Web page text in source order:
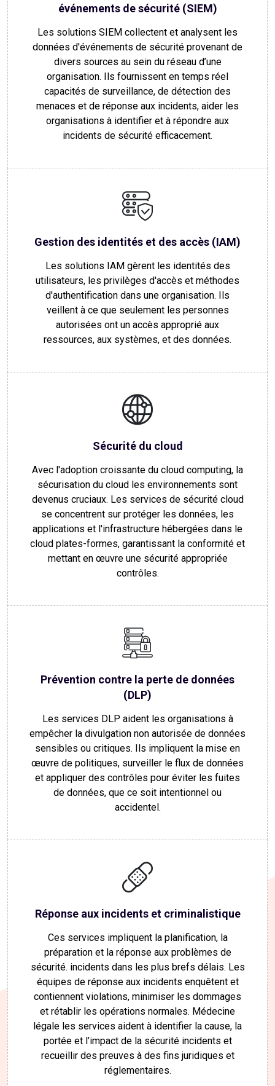
événements de sécurité (SIEM)
Les solutions SIEM collectent et analysent les
données d'événements de sécurité provenant de
divers sources au sein du réseau d’une
organisation. Ils fournissent en temps réel
capacités de surveillance, de détection des
menaces et de réponse aux incidents, aider les
organisations à identifier et à répondre aux
incidents de sécurité efficacement.
Gestion des identités et des accès (IAM)
Les solutions IAM gèrent les identités des
utilisateurs, les privilèges d'accès et méthodes
d'authentification dans une organisation. Ils
veillent à ce que seulement les personnes
autorisées ont un accès approprié aux
ressources, aux systèmes, et des données.
Sécurité du cloud
Avec l'adoption croissante du cloud computing, la
sécurisation du cloud les environnements sont
devenus cruciaux. Les services de sécurité cloud
se concentrent sur protéger les données, les
applications et l'infrastructure hébergées dans le
cloud plates-formes, garantissant la conformité et
mettant en œuvre une sécurité appropriée
contrôles.
Prévention contre la perte de données
(DLP)
Les services DLP aident les organisations à
empêcher la divulgation non autorisée de données
sensibles ou critiques. Ils impliquent la mise en
œuvre de politiques, surveiller le flux de données
et appliquer des contrôles pour éviter les fuites
de données, que ce soit intentionnel ou
accidentel.
Réponse aux incidents et criminalistique
Ces services impliquent la planification, la
préparation et la réponse aux problèmes de
sécurité. incidents dans les plus brefs délais. Les
équipes de réponse aux incidents enquêtent et
contiennent violations, minimiser les dommages
et rétablir les opérations normales. Médecine
légale les services aident à identifier la cause, la
portée et l’impact de la sécurité incidents et
recueillir des preuves à des fins juridiques et
réglementaires.